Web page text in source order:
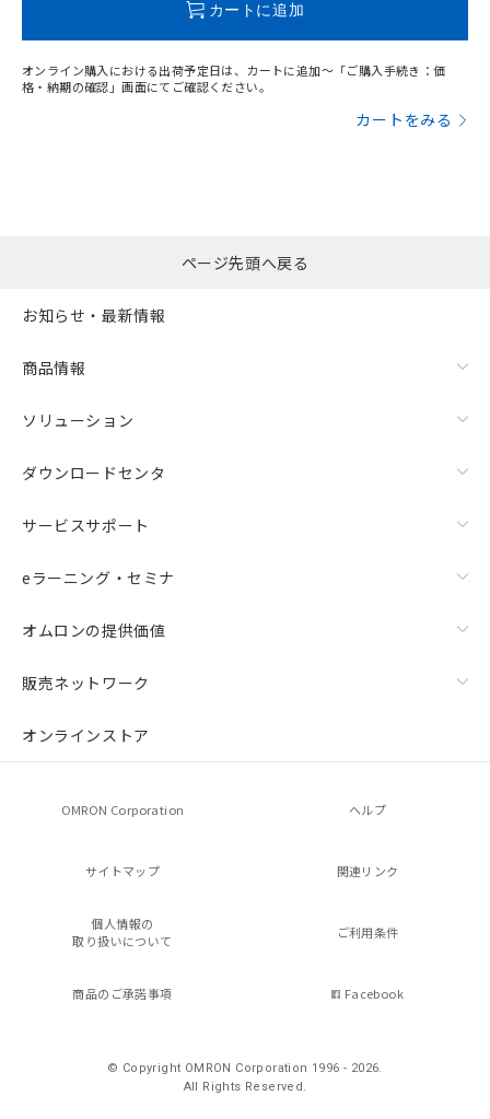
カートに追加
オンライン購入における出荷予定日は、カートに追加～「ご購入手続き：価
格・納期の確認」画面にてご確認ください。
カートをみる
ページ先頭へ戻る
お知らせ・最新情報
商品情報
ソリューション
ダウンロードセンタ
サービスサポート
eラーニング・セミナ
オムロンの提供価値
販売ネットワーク
オンラインストア
OMRON Corporation ヘルプ
サイトマップ 関連リンク
個人情報の
取り扱いについて
ご利用条件
商品のご承諾事項 Facebook
© Copyright OMRON Corporation 1996 - 2026.
All Rights Reserved.